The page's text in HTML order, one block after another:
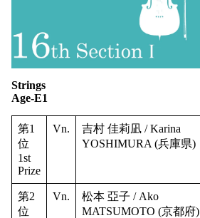
Strings
Age-E1
第1
位
1st
Prize
Vn.
吉村 佳莉凪 / Karina
YOSHIMURA (兵庫県)
第2
位
Vn.
松本 亞子 / Ako
MATSUMOTO (京都府)